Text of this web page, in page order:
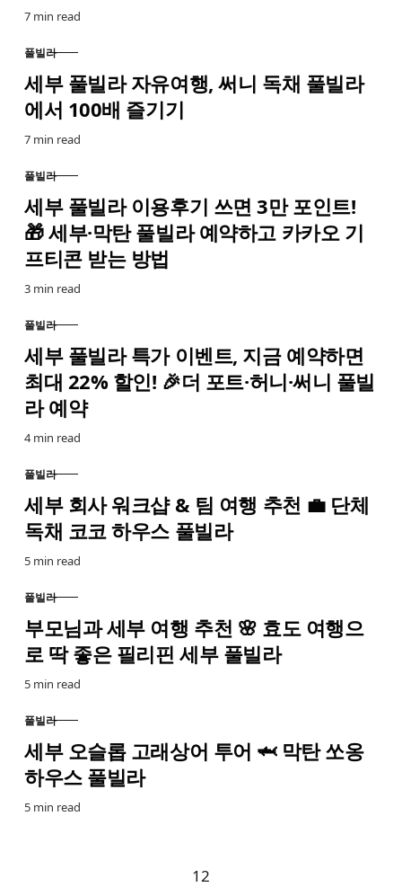
7 min read
CATEGORY
풀빌라
세부 풀빌라 자유여행, 써니 독채 풀빌라
에서 100배 즐기기
7 min read
CATEGORY
풀빌라
세부 풀빌라 이용후기 쓰면 3만 포인트!
🎁 세부·막탄 풀빌라 예약하고 카카오 기
프티콘 받는 방법
3 min read
CATEGORY
풀빌라
세부 풀빌라 특가 이벤트, 지금 예약하면
최대 22% 할인! 🎉더 포트·허니·써니 풀빌
라 예약
4 min read
CATEGORY
풀빌라
세부 회사 워크샵 & 팀 여행 추천 💼 단체
독채 코코 하우스 풀빌라
5 min read
CATEGORY
풀빌라
부모님과 세부 여행 추천 🌸 효도 여행으
로 딱 좋은 필리핀 세부 풀빌라
5 min read
CATEGORY
풀빌라
세부 오슬롭 고래상어 투어 🦈 막탄 쏘옹
하우스 풀빌라
5 min read
12